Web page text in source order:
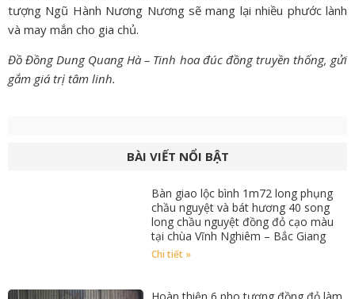
tượng Ngũ Hành Nương Nương sẽ mang lại nhiều phước lành
và may mắn cho gia chủ.
Đồ Đồng Dung Quang Hà – Tinh hoa đúc đồng truyền thống, gửi
gắm giá trị tâm linh.
BÀI VIẾT NỔI BẬT
Bàn giao lộc bình 1m72 long phụng
chầu nguyệt và bát hương 40 song
long chầu nguyệt đồng đỏ cạo màu
tại chùa Vĩnh Nghiêm – Bắc Giang
Chi tiết »
Hoàn thiện 6 pho tượng đồng đỏ làm